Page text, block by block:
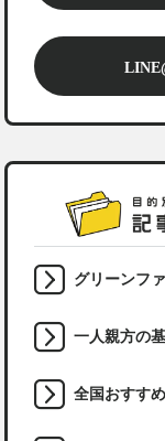
グリーンフ
一人親方の
全国おすす